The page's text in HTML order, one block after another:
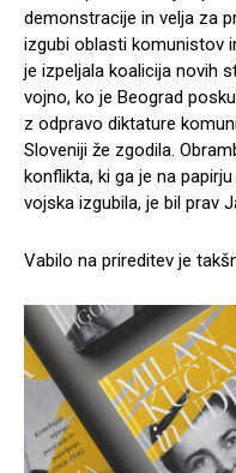
demonstracije in velja za
izgubi oblasti komunistov
je izpeljala koalicija novih
vojno, ko je Beograd
z odpravo diktature
Sloveniji že zgodila.
konflikta, ki ga je na
vojska izgubila, je bil prav
Vabilo na prireditev je